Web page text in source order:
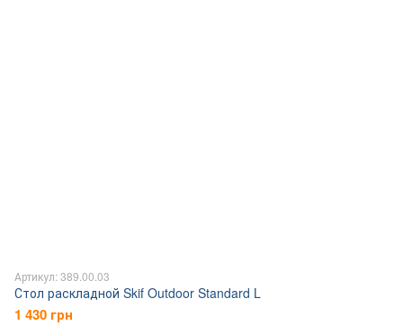
Артикул: 389.00.03
Стол раскладной Skif Outdoor Standard L
1 430 грн